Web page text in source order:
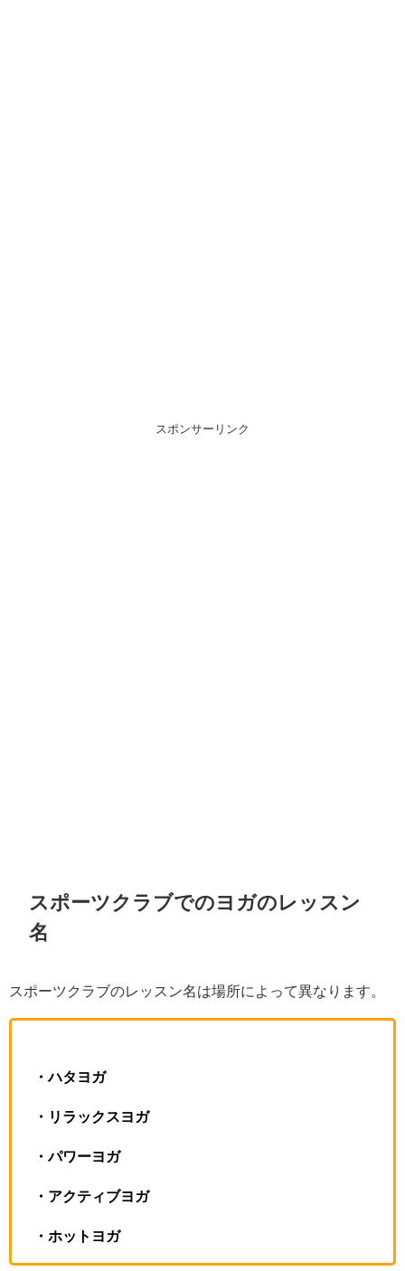
スポンサーリンク
スポーツクラブでのヨガのレッスン
名
スポーツクラブのレッスン名は場所によって異なります。
・ハタヨガ
・リラックスヨガ
・パワーヨガ
・アクティブヨガ
・ホットヨガ